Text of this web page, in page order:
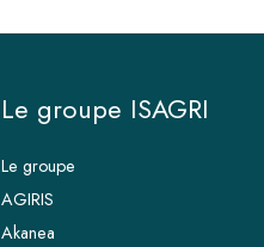
Le groupe ISAGRI
Le groupe
AGIRIS
Akanea